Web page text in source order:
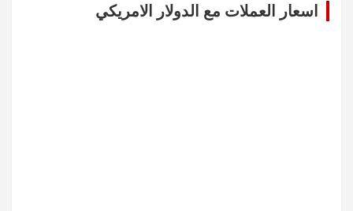
اسعار العملات مع الدولار الامريكي